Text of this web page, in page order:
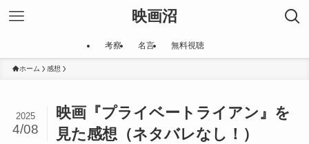
映画沼
考察 名言 無料視聴
ホーム 感想
映画『プライベートライアン』を
見た感想（ネタバレなし！）
2025
4/08